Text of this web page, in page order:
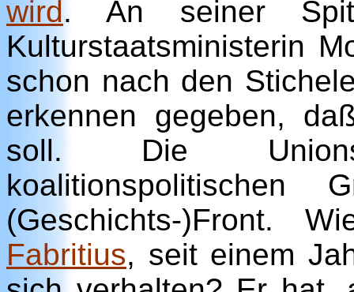
wird. An seiner
Kulturstaatsministerin
schon nach den
erkennen gegeben,
soll. Die
(Geschichts-)Front.
Fabritius, seit einem